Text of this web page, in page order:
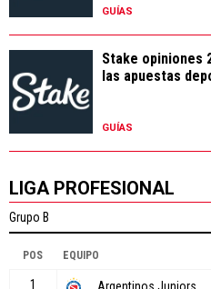
GUÍAS
Stake opiniones
las apuestas
GUÍAS
LIGA PROFESIONAL